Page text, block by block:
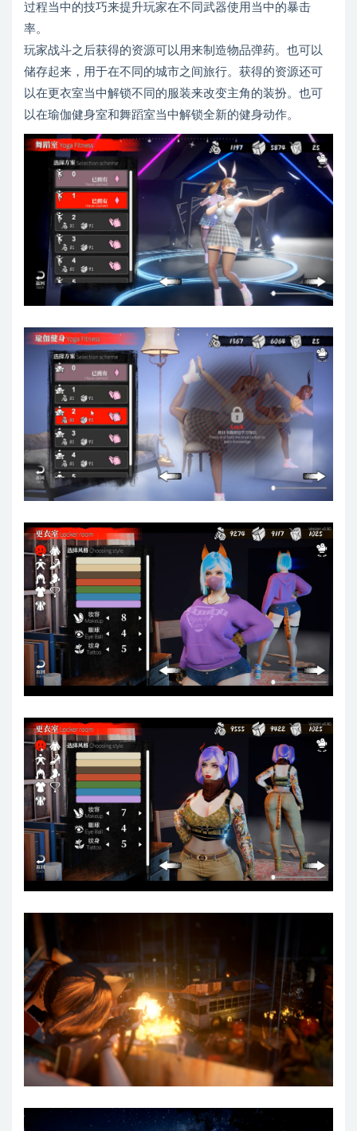
过程当中的技巧来提升玩家在不同武器使用当中的暴击
率。
玩家战斗之后获得的资源可以用来制造物品弹药。也可以
储存起来，用于在不同的城市之间旅行。获得的资源还可
以在更衣室当中解锁不同的服装来改变主角的装扮。也可
以在瑜伽健身室和舞蹈室当中解锁全新的健身动作。